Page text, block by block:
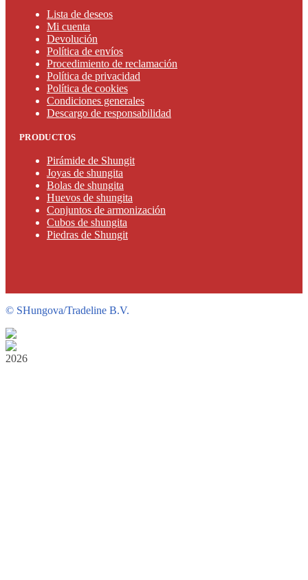
Lista de deseos
Mi cuenta
Devolución
Política de envíos
Procedimiento de reclamación
Política de privacidad
Política de cookies
Condiciones generales
Descargo de responsabilidad
PRODUCTOS
Pirámide de Shungit
Joyas de shungita
Bolas de shungita
Huevos de shungita
Conjuntos de armonización
Cubos de shungita
Piedras de Shungit
© SHungova/Tradeline B.V.
2026